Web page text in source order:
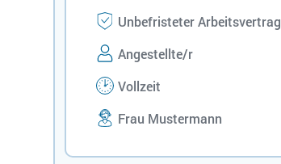
Unbefristeter Arbeitsvertrag
Angestellte/r
Vollzeit
Frau Mustermann